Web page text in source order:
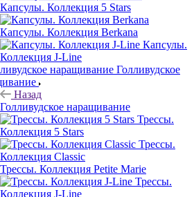
Капсулы. Коллекция 5 Stars
Капсулы. Коллекция Berkana
Капсулы.
Коллекция J-Line
Голливудское
Назад
Голливудское наращивание
Трессы.
Коллекция 5 Stars
Трессы.
Коллекция Classic
Трессы. Коллекция Petite Marie
Трессы.
Коллекция J-Line